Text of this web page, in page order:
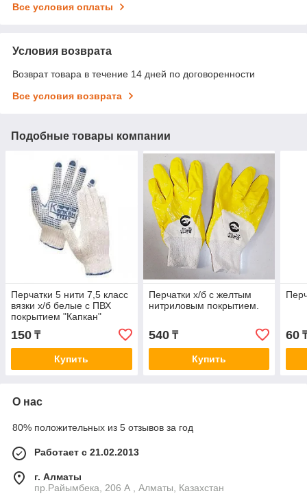
Все условия оплаты
Условия возврата
Возврат товара в течение 14 дней по договоренности
Все условия возврата
Подобные товары компании
Перчатки 5 нити 7,5 класс
вязки х/б белые с ПВХ
покрытием "Капкан"
150 ₸
Купить
Перчатки х/б с желтым
нитриловым покрытием.
540₸
Купить
60
О нас
80% положительных из 5 отзывов за год
Работает с 21.02.2013
г. Алматы
пр.Райымбека, 206 А , Алматы, Казахстан